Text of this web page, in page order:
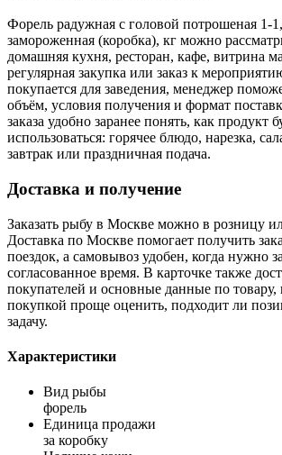
Форель радужная с головой потрошеная 1-
замороженная (коробка), кг можно
домашняя кухня, ресторан, кафе, витрина
регулярная закупка или заказ к
покупается для заведения, менеджер
объём, условия получения и формат
заказа удобно заранее понять, как продукт
использоваться: горячее блюдо, нарезка,
завтрак или праздничная подача.
Доставка и получение
Заказать рыбу в Москве можно в розницу
Доставка по Москве помогает получить
поездок, а самовывоз удобен, когда нужно
согласованное время. В карточке также
покупателей и основные данные по товару,
покупкой проще оценить, подходит ли
задачу.
Характеристики
Вид рыбы
форель
Единица продажи
за коробку